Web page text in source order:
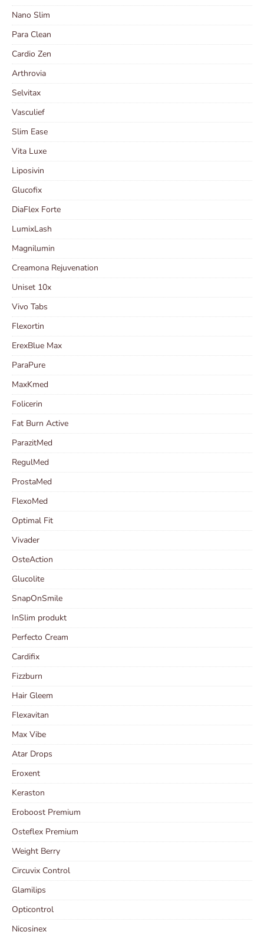
Nano Slim
Para Clean
Cardio Zen
Arthrovia
Selvitax
Vasculief
Slim Ease
Vita Luxe
Liposivin
Glucofix
DiaFlex Forte
LumixLash
Magnilumin
Creamona Rejuvenation
Uniset 10x
Vivo Tabs
Flexortin
ErexBlue Max
ParaPure
MaxKmed
Folicerin
Fat Burn Active
ParazitMed
RegulMed
ProstaMed
FlexoMed
Optimal Fit
Vivader
OsteAction
Glucolite
SnapOnSmile
InSlim produkt
Perfecto Cream
Cardifix
Fizzburn
Hair Gleem
Flexavitan
Max Vibe
Atar Drops
Eroxent
Keraston
Eroboost Premium
Osteflex Premium
Weight Berry
Circuvix Control
Glamilips
Opticontrol
Nicosinex